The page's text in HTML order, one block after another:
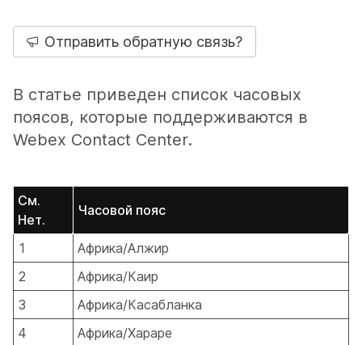
Отправить обратную связь?
В статье приведен список часовых
поясов, которые поддерживаются в
Webex Contact Center.
См.
Нет.
Часовой пояс
1
Африка/Алжир
2
Африка/Каир
3
Африка/Касабланка
4
Африка/Хараре